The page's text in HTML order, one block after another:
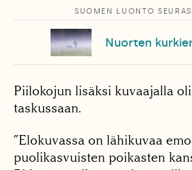
SUOMEN LUONTO
Nuorten
Piilokojun lisäksi kuvaajalla
taskussaan.
”Elokuvassa on lähikuvaa
puolikasvuisten poikasten